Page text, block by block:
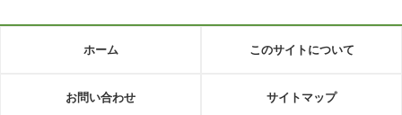
ホーム このサイトについて
お問い合わせ サイトマップ